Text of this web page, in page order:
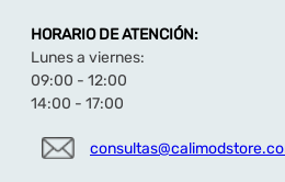
HORARIO DE ATENCIÓN:
Lunes a viernes:
09:00 - 12:00
14:00 - 17:00